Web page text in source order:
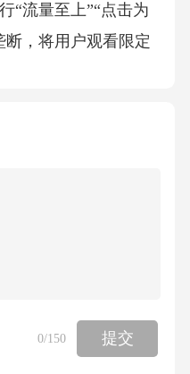
“流量至上”“点击为
，将用户观看限定
一个个“信息部落”。
致自我认知出现偏
中寻求认同时，也
际关系，社交关系
0/150 提交